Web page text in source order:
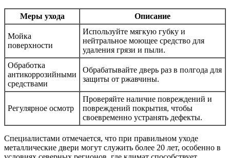
Меры ухода Описание
Мойка
поверхности
Используйте мягкую губку и
нейтральное моющее средство для
удаления грязи и пыли.
Обработка
антикоррозийными
средствами
Обрабатывайте дверь раз в полгода для
защиты от ржавчины.
Регулярное осмотр
Проверяйте наличие повреждений и
повреждений покрытия, чтобы
своевременно устранять дефекты.
Специалистами отмечается, что при правильном уходе
металлические двери могут служить более 20 лет, особенно в